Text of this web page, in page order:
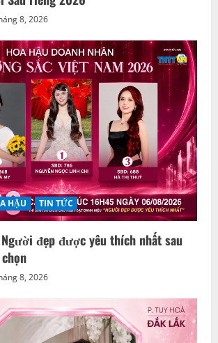
8, 2026
HẬU TIN TỨC
đẹp được yêu thích nhất sau
8, 2026